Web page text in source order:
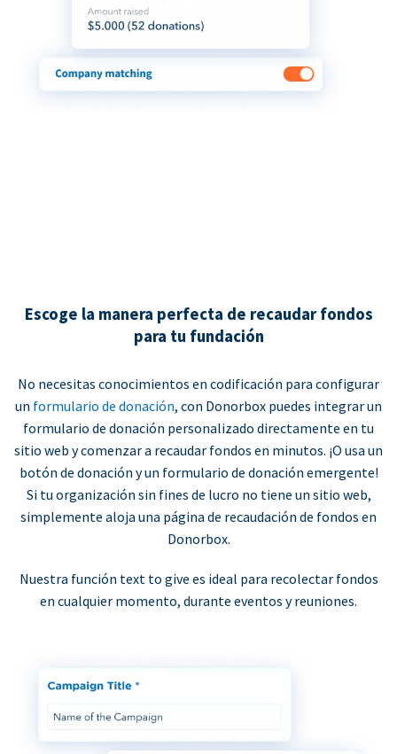
Escoge la manera perfecta de recaudar fondos
para tu fundación
No necesitas conocimientos en codificación para configurar
un formulario de donación, con Donorbox puedes integrar un
formulario de donación personalizado directamente en tu
sitio web y comenzar a recaudar fondos en minutos. ¡O usa un
botón de donación y un formulario de donación emergente!
Si tu organización sin fines de lucro no tiene un sitio web,
simplemente aloja una página de recaudación de fondos en
Donorbox.
Nuestra función text to give es ideal para recolectar fondos
en cualquier momento, durante eventos y reuniones.